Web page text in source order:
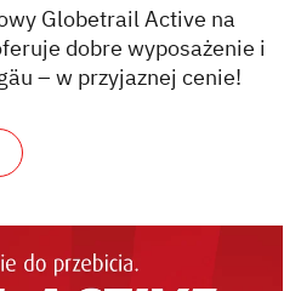
Globetrail Active na
dobre wyposażenie i
– w przyjaznej cenie!